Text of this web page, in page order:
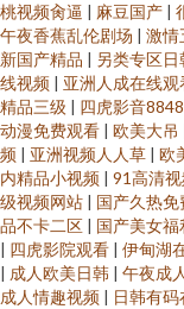
桃视频肏逼 | 麻豆国产 |
午夜香蕉乱伦剧场 | 激情
新国产精品 | 另类专区日
线视频 | 亚洲人成在线观
精品三级 | 四虎影音8848
动漫免费观看 | 欧美大吊
频 | 亚洲视频人人草 | 欧
内精品小视频 | 91高清
级视频网站 | 国产久热免
品不卡二区 | 国产美女福
| 四虎影院观看 | 伊甸湖
| 成人欧美日韩 | 午夜成人
成人情趣视频 | 日韩有